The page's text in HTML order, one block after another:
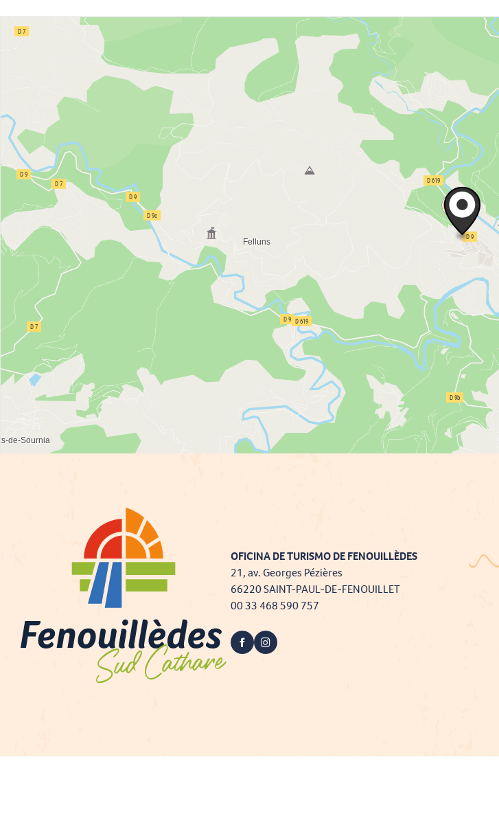
OFICINA DE TURISMO DE FENOUILLÈDES
21, av. Georges Pézières
66220 SAINT-PAUL-DE-FENOUILLET
00 33 468 590 757